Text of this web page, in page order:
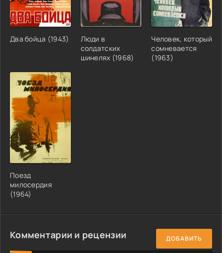
Два бойца (1943)
Люди в
солдатских
шинелях (1968)
Человек, который
сомневается
(1963)
Поезд
милосердия
(1964)
Комментарии и рецензии ДОБАВИТЬ